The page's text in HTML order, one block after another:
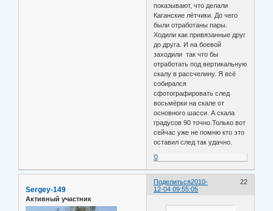
показывают, что делали
Каганские лётчики. До чего
были отработаны пары.
Ходили как привязанные друг
до друга. И на боевой
заходили так что бы
отработать под вертикальную
скалу в рассчелину. Я всё
собирался
сфотографировать след
восьмёрки на скале от
основного шасси. А скала
градусов 90 точно.Только вот
сейчас уже не помню кто это
оставил след так удачно.
0
Поделиться 22
2010-
12-04 09:55:05
Sergey-149
Активный участник